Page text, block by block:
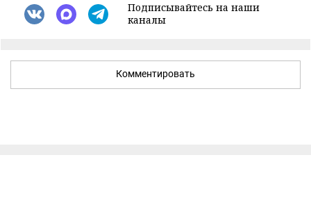
Подписывайтесь на наши
каналы
Комментировать